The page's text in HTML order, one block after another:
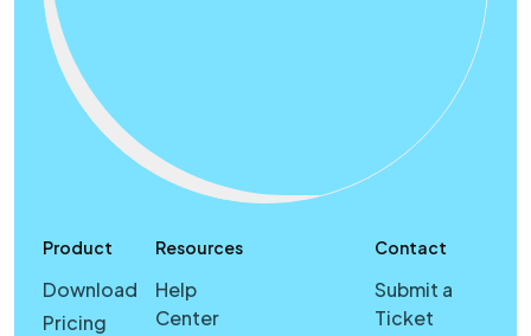
Product
Download
Pricing
Resources
Help
Center
Contact
Submit a
Ticket